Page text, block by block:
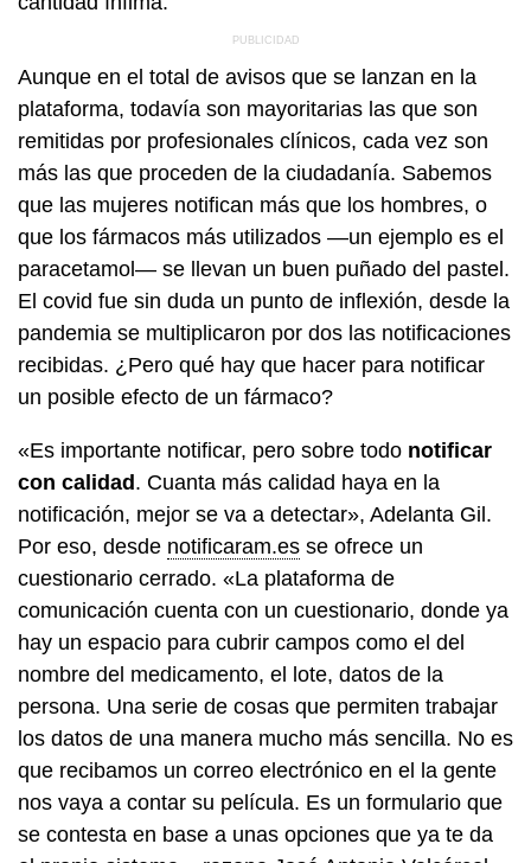
Aunque en el total de avisos que se lanzan en la
plataforma, todavía son mayoritarias las que son
remitidas por profesionales clínicos, cada vez son
más las que proceden de la ciudadanía. Sabemos
que las mujeres notifican más que los hombres, o
que los fármacos más utilizados —un ejemplo es el
paracetamol— se llevan un buen puñado del pastel.
El covid fue sin duda un punto de inflexión, desde la
pandemia se multiplicaron por dos las notificaciones
recibidas. ¿Pero qué hay que hacer para notificar
un posible efecto de un fármaco?
«Es importante notificar, pero sobre todo notificar
con calidad . Cuanta más calidad haya en la
notificación, mejor se va a detectar», Adelanta Gil.
Por eso, desde notificaram.es se ofrece un
cuestionario cerrado. «La plataforma de
comunicación cuenta con un cuestionario, donde ya
hay un espacio para cubrir campos como el del
nombre del medicamento, el lote, datos de la
persona. Una serie de cosas que permiten trabajar
los datos de una manera mucho más sencilla. No es
que recibamos un correo electrónico en el la gente
nos vaya a contar su película. Es un formulario que
se contesta en base a unas opciones que ya te da